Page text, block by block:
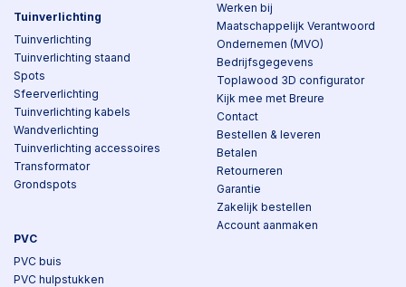
Tuinverlichting
Tuinverlichting
Tuinverlichting staand
Spots
Sfeerverlichting
Tuinverlichting kabels
Wandverlichting
Tuinverlichting accessoires
Transformator
Grondspots
PVC
PVC buis
PVC hulpstukken
Werken bij
Maatschappelijk Verantwoord
Ondernemen (MVO)
Bedrijfsgegevens
Toplawood 3D configurator
Kijk mee met Breure
Contact
Bestellen & leveren
Betalen
Retourneren
Garantie
Zakelijk bestellen
Account aanmaken